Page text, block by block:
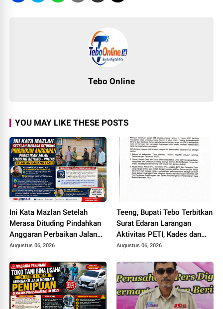
Tebo Online
YOU MAY LIKE THESE POSTS
Ini Kata Mazlan Setelah
Merasa Dituding Pindahkan
Anggaran Perbaikan Jalan
Simpang Betung - Pintas ke
Augustus 06, 2026
Teeng, Bupati Tebo Terbitkan
Surat Edaran Larangan
Aktivitas PETI, Kades dan
Perangkat Desa Yang
Augustus 06, 2026